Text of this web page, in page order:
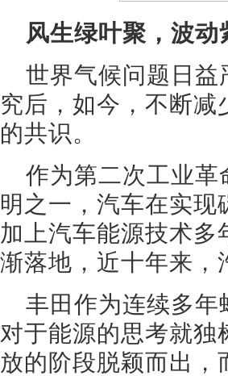
风生绿叶聚，波动
世界气候问题日
究后，如今，不断
的共识。
作为第二次工业
明之一，汽车在实
加上汽车能源技术
渐落地，近十年来，
丰田作为连续多
对于能源的思考就
放的阶段脱颖而出，